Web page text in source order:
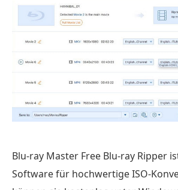
Blu-ray Master Free Blu-ray Ripper
Software für hochwertige ISO-